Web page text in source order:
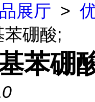
展厅 >
硼酸;
苯硼